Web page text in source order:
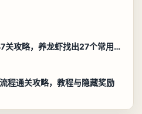
聪明开局吧第147关攻略，养龙虾找出27个常用字通关答案
程通关攻略，教程与隐藏奖励